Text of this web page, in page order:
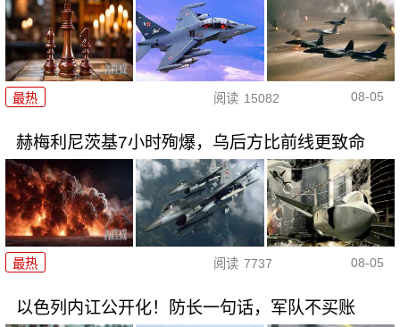
最热 阅读 15082 08-05
赫梅利尼茨基7小时殉爆，乌后方比前线更致命
最热 阅读 7737 08-05
以色列内讧公开化！防长一句话，军队不买账